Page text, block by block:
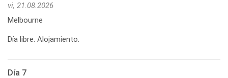
vi, 21.08.2026
Melbourne
Día libre. Alojamiento.
Día 7